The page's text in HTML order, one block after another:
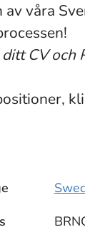
av våra
CV och